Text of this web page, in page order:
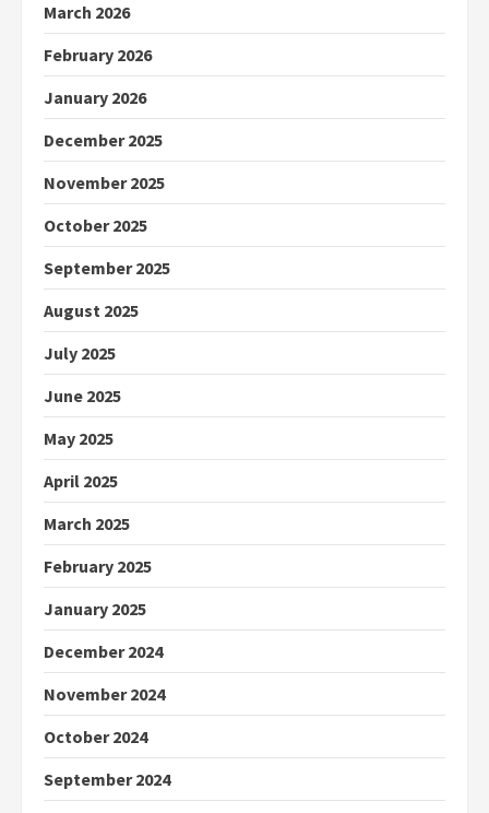
March 2026
February 2026
January 2026
December 2025
November 2025
October 2025
September 2025
August 2025
July 2025
June 2025
May 2025
April 2025
March 2025
February 2025
January 2025
December 2024
November 2024
October 2024
September 2024